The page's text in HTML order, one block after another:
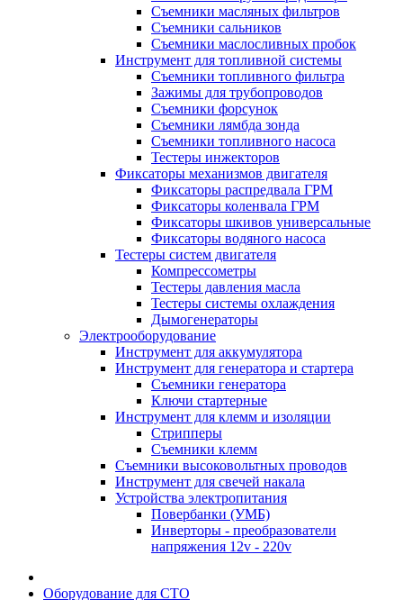
Съемники масляных фильтров
Съемники сальников
Съемники маслосливных пробок
Инструмент для топливной системы
Съемники топливного фильтра
Зажимы для трубопроводов
Съемники форсунок
Съемники лямбда зонда
Съемники топливного насоса
Тестеры инжекторов
Фиксаторы механизмов двигателя
Фиксаторы распредвала ГРМ
Фиксаторы коленвала ГРМ
Фиксаторы шкивов универсальные
Фиксаторы водяного насоса
Тестеры систем двигателя
Компрессометры
Тестеры давления масла
Тестеры системы охлаждения
Дымогенераторы
Электрооборудование
Инструмент для аккумулятора
Инструмент для генератора и стартера
Съемники генератора
Ключи стартерные
Инструмент для клемм и изоляции
Стрипперы
Съемники клемм
Съемники высоковольтных проводов
Инструмент для свечей накала
Устройства электропитания
Повербанки (УМБ)
Инверторы - преобразователи
напряжения 12v - 220v
Оборудование для СТО